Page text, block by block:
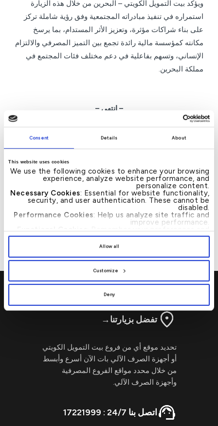
Consent Details About
This website uses cookies
We use the following cookies to enhance your browsing
experience, analyze website performance, and
personalize content.
Necessary Cookies: Essential for website functionality,
security, and user authentication. These cannot be
disabled.
Performance Cookies: Help us analyze site traffic and
improve performance.
Functional Cookies: Remember your preferences and
enhance user experience.
, you provide explicit consent to
preferences by clicking[Customize].
Allow all
Customize
Deny
ويؤكد بيت التمويل الكويتي – البحرين من خلال هذه الزيارة
استمراره في تنفيذ مبادراته المجتمعية وفق رؤية شاملة تركز
على بناء شراكات مؤثرة، وتعزيز الأثر المستدام، بما يرسخ
مكانته كمؤسسة مالية رائدة تجمع بين التميز المصرفي والالتزام
الإنساني، وتسهم بفاعلية في دعم مختلف فئات المجتمع في
مملكة البحرين.
– انتهى –
News
Post
navigation
← بيت التمويل الكويتي
يقدم خدمات “بريميوم”
المصرفية بحلة متطورة
“حصادي” من بيت التمويل
الكويتي – البحرين يفوز
بجائزة “أكثر منتجات
الادخار الإسلامي ابتكاراً”
من مجلة “ذي بانكر”
العالمية
→
تفضل بزيارتنا→
تحديد موقع أي من فروع بيت التمويل الكويتي
أو أجهزة الصرف الآلي بات الآن أسرع وأبسط
من خلال محدد مواقع الفروع المصرفية
وأجهزة الصرف الآلي.
اتصل بنا 24/7 : 17221999